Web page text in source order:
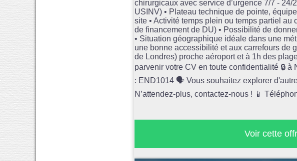
chirurgicaux avec service d’urgence 7/7 -
USINV) • Plateau technique de pointe,
site • Activité temps plein ou temps partiel
de financement de DU) • Possibilité de
• Situation géographique idéale dans une
une bonne accessibilité et aux carrefours de
de Londres) proche aéroport et à 1h des
parvenir votre CV en toute confidentialité 🔒
: END1014 🗣️ Vous souhaitez explorer
N’attendez-plus, contactez-nous ! 📱
Voir cette